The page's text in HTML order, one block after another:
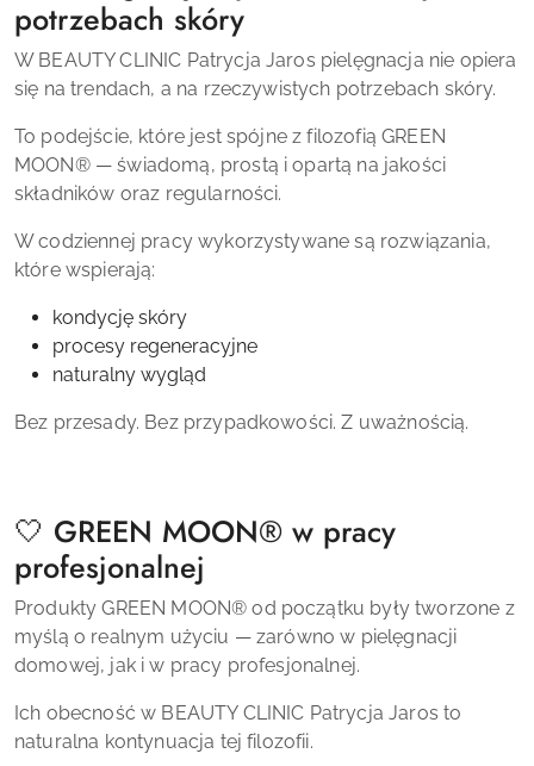
potrzebach skóry
W BEAUTY CLINIC Patrycja Jaros pielęgnacja nie opiera
się na trendach, a na rzeczywistych potrzebach skóry.
To podejście, które jest spójne z filozofią GREEN
MOON® — świadomą, prostą i opartą na jakości
składników oraz regularności.
W codziennej pracy wykorzystywane są rozwiązania,
które wspierają:
kondycję skóry
procesy regeneracyjne
naturalny wygląd
Bez przesady. Bez przypadkowości. Z uważnością.
🤍 GREEN MOON® w pracy
profesjonalnej
Produkty GREEN MOON® od początku były tworzone z
myślą o realnym użyciu — zarówno w pielęgnacji
domowej, jak i w pracy profesjonalnej.
Ich obecność w BEAUTY CLINIC Patrycja Jaros to
naturalna kontynuacja tej filozofii.